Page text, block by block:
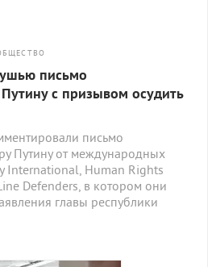
письмо
с призывом осудить
письмо
Путину от международных
International, Human Rights
Defenders, в котором они
главы республики